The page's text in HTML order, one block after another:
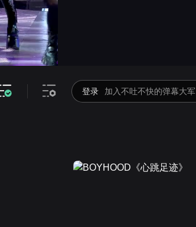
高清
登录 加入不吐不快的弹幕大军